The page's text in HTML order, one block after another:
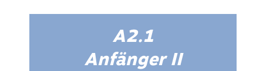
A2.1
Anfänger II